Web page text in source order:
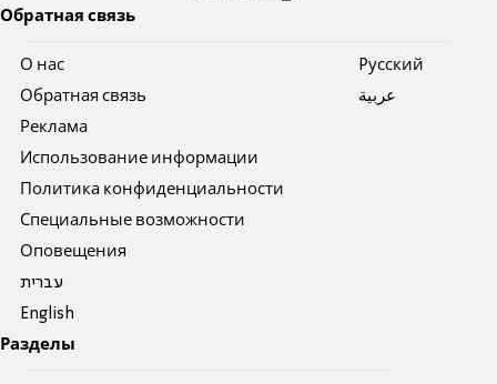
Обратная связь
О нас
Обратная связь
Реклама
Использование информации
Политика конфиденциальности
Специальные возможности
Оповещения
עברית
English
Pусский
عربية
Разделы